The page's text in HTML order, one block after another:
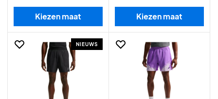
Kiezen maat Kiezen maat
NIEUWS